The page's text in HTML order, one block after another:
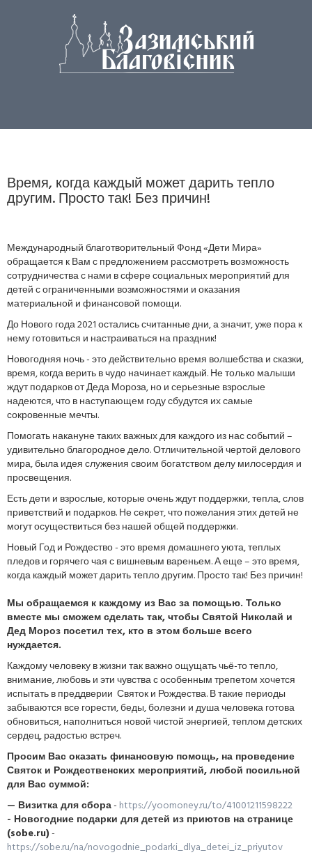
Время, когда каждый может дарить тепло
другим. Просто так! Без причин!
Международный благотворительный Фонд «Дети Мира»
обращается к Вам с предложением рассмотреть возможность
сотрудничества с нами в сфере социальных мероприятий для
детей с ограниченными возможностями и оказания
материальной и финансовой помощи.
До Нового года 2021 остались считанные дни, а значит, уже пора к
нему готовиться и настраиваться на праздник!
Новогодняя ночь - это действительно время волшебства и сказки,
время, когда верить в чудо начинает каждый. Не только малыши
ждут подарков от Деда Мороза, но и серьезные взрослые
надеются, что в наступающем году сбудутся их самые
сокровенные мечты.
Помогать накануне таких важных для каждого из нас событий –
удивительно благородное дело. Отличительной чертой делового
мира, была идея служения своим богатством делу милосердия и
просвещения.
Есть дети и взрослые, которые очень ждут поддержки, тепла, слов
приветствий и подарков. Не секрет, что пожелания этих детей не
могут осуществиться без нашей общей поддержки.
Новый Год и Рождество - это время домашнего уюта, теплых
пледов и горячего чая с вишневым вареньем. А еще – это время,
когда каждый может дарить тепло другим. Просто так! Без причин!
Мы обращаемся к каждому из Вас за помощью. Только
вместе мы сможем сделать так, чтобы Святой Николай и
Дед Мороз посетил тех, кто в этом больше всего
нуждается.
Каждому человеку в жизни так важно ощущать чьё-то тепло,
внимание, любовь и эти чувства с особенным трепетом хочется
испытать в преддверии Святок и Рождества. В такие периоды
забываются все горести, беды, болезни и душа человека готова
обновиться, наполниться новой чистой энергией, теплом детских
сердец, радостью встреч.
Просим Вас оказать финансовую помощь, на проведение
Святок и Рождественских мероприятий, любой посильной
для Вас суммой:
— Визитка для сбора- https://yoomoney.ru/to/41001211598222
- Новогодние подарки для детей из приютов на странице
(sobe.ru)-
https://sobe.ru/na/novogodnie_podarki_dlya_detei_iz_priyutov